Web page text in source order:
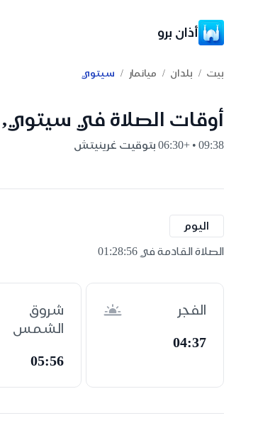
أذان برو
بيت / بلدان / ميانمار / سيتوي
أوقات الصلاة في سيتوي,
09:38 • +06:30 بتوقيت غرينيتش
اليوم
الصلاة القادمة في 01:28:55
الفجر
04:37
شروق
الشمس
05:56